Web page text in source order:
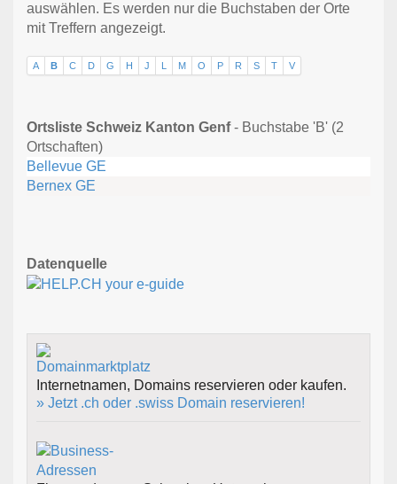
auswählen. Es werden nur die Buchstaben der Orte
mit Treffern angezeigt.
A B C D G H J M O P R S T V
Ortsliste Schweiz Kanton Genf- Buchstabe 'B' (2
Ortschaften)
Bellevue GE
Bernex GE
Datenquelle
Internetnamen, Domains reservieren oder kaufen.
» Jetzt .ch oder .swiss Domain reservieren!